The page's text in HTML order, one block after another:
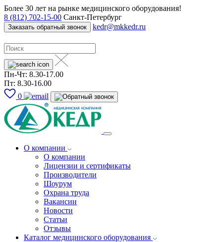
Более 30 лет на рынке медицинского оборудования!
8 (812) 702-15-00 Санкт-Петербург
Заказать обратный звонок kedr@mkkedr.ru
Пн-Чт: 8.30-17.00
Пт: 8.30-16.00
0
О компании
О компании
Лицензии и сертификаты
Производители
Шоурум
Охрана труда
Вакансии
Новости
Статьи
Отзывы
Каталог медицинского оборудования